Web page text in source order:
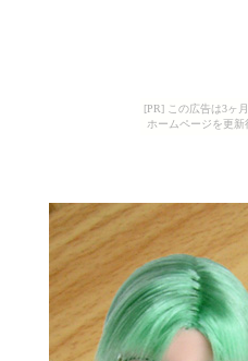
[PR] この広告は3ヶ
ホームページを更